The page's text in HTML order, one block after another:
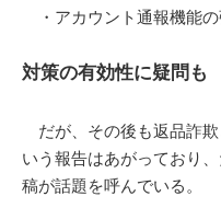
・アカウント通報機能の
対策の有効性に疑問も
だが、その後も返品詐欺
いう報告はあがっており
稿が話題を呼んでいる。